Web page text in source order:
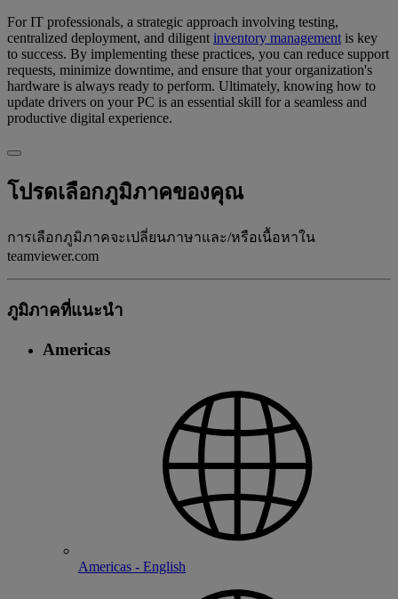
For IT professionals, a strategic approach involving testing,
centralized deployment, and diligent inventory management is key
to success. By implementing these practices, you can reduce support
requests, minimize downtime, and ensure that your organization's
hardware is always ready to perform. Ultimately, knowing how to
update drivers on your PC is an essential skill for a seamless and
productive digital experience.
โปรดเลือกภูมิภาคของคุณ
การเลือกภูมิภาคจะเปลี่ยนภาษาและ/หรือเนื้อหาใน
teamviewer.com
ภูมิภาคที่แนะนํา
Americas
Americas - English